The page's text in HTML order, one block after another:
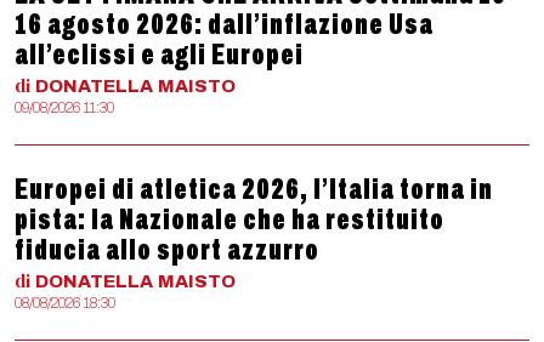
16 agosto 2026: dall’inflazione Usa
all’eclissi e agli Europei
di DONATELLA MAISTO
09/08/2026 11:30
Europei di atletica 2026, l’Italia torna in
pista: la Nazionale che ha restituito
fiducia allo sport azzurro
di DONATELLA MAISTO
08/08/2026 18:30